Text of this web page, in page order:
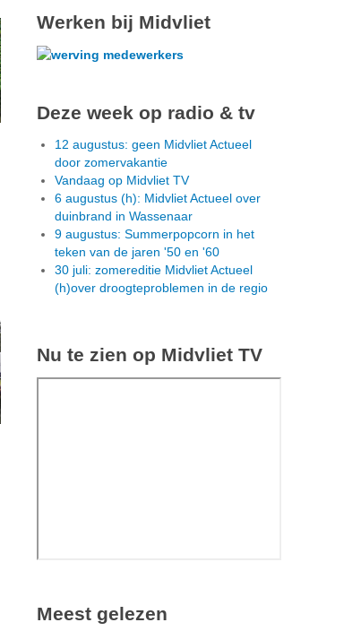
Werken bij Midvliet
Deze week op radio & tv
12 augustus: geen Midvliet Actueel
door zomervakantie
Vandaag op Midvliet TV
6 augustus (h): Midvliet Actueel over
duinbrand in Wassenaar
9 augustus: Summerpopcorn in het
teken van de jaren '50 en '60
30 juli: zomereditie Midvliet Actueel
(h)over droogteproblemen in de regio
Nu te zien op Midvliet TV
Meest gelezen